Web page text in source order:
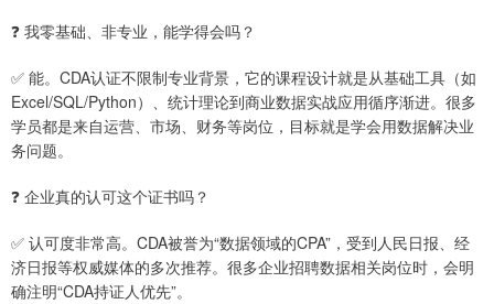
❓ 我零基础、非专业，能学得会吗？
✅ 能。CDA认证不限制专业背景，它的课程设计就是从基础工具（如
Excel/SQL/Python）、统计理论到商业数据实战应用循序渐进。很多
学员都是来自运营、市场、财务等岗位，目标就是学会用数据解决业
务问题。
❓ 企业真的认可这个证书吗？
✅ 认可度非常高。CDA被誉为“数据领域的CPA”，受到人民日报、经
济日报等权威媒体的多次推荐。很多企业招聘数据相关岗位时，会明
确注明“CDA持证人优先”。